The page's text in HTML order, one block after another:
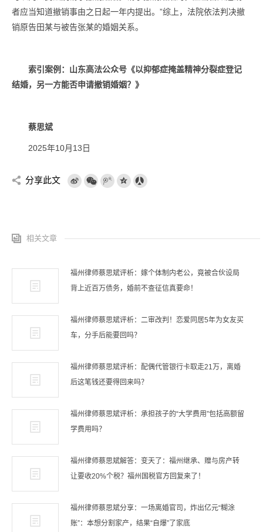
者应当知道撤销事由之日起一年内提出。”综上，法院依法判决撤
销原告田某与被告张某的婚姻关系。
索引案例：山东高法公众号《以抑郁症掩盖精神分裂症登记
结婚，另一方能否申请撤销婚姻？ 》
蔡思斌
2025年10月13日
分享此文
相关文章
福州律师蔡思斌评析：嫁个体制内老公，竟被合伙设局
背上近百万债务，婚前不查征信真要命！
福州律师蔡思斌评析：二审改判！恋爱同居5年为女友买
车，分手后能要回吗？
福州律师蔡思斌评析：配偶代管银行卡取走21万，离婚
后这笔钱还要得回来吗？
福州律师蔡思斌评析：承担孩子的“大学费用”包括高额留
学费用吗？
福州律师蔡思斌解答：变天了：福州继承、赠与房产转
让要收20%个税？福州国税官方回复来了！
福州律师蔡思斌分享：一场离婚官司，炸出亿元“糊涂
账”：本想分割家产，结果“自爆”了家底